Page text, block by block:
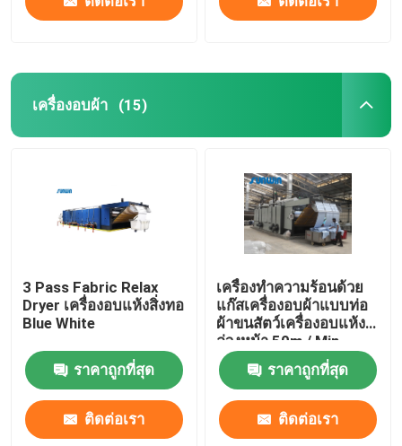
เครื่องอบผ้า (15)
3 Pass Fabric Relax
Dryer เครื่องอบแห้งสิ่งทอ
Blue White
ราคาถูกที่สุด
ติดต่อเรา
เครื่องทำความร้อนด้วย
แก๊สเครื่องอบผ้าแบบท่อ
ผ้าขนสัตว์เครื่องอบแห้ง
ล่วงหน้า 50m / Min
ราคาถูกที่สุด
ติดต่อเรา